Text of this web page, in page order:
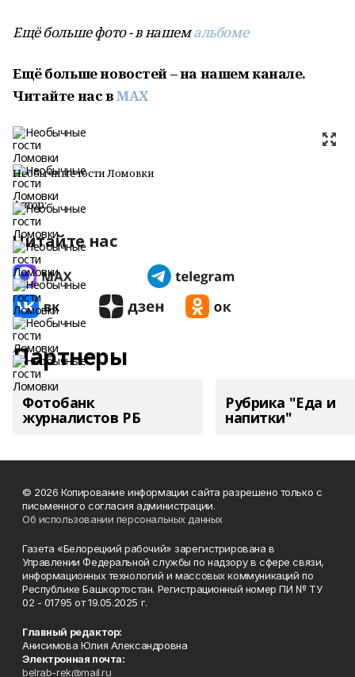
Ещё больше фото - в нашемальбоме
Ещё больше новостей – на нашем канале.
Читайте нас вMAX
Необычные гости Ломовки
Автор:
Читайте нас
Партнеры
Фотобанк
журналистов РБ
Рубрика "Еда и
напитки"
© 2026 Копирование информации сайта разрешено только с
письменного согласия администрации.
Об использовании персональных данных
Газета «Белорецкий рабочий» зарегистрирована в
Управлении Федеральной службы по надзору в сфере связи,
информационных технологий и массовых коммуникаций по
Республике Башкортостан. Регистрационный номер ПИ № ТУ
02 - 01795 от 19.05.2025 г.
Главный редактор:
Анисимова Юлия Александровна
Электронная почта:
belrab-rek@mail.ru